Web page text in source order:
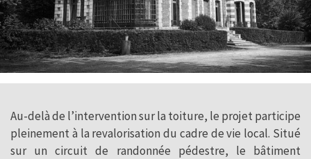
Au-delà de l’intervention sur la toiture, le projet participe
pleinement à la revalorisation du cadre de vie local. Situé
sur un circuit de randonnée pédestre, le bâtiment